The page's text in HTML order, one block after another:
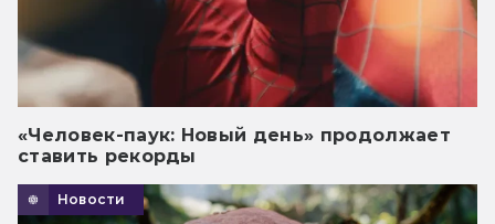
«Человек-паук: Новый день» продолжает
ставить рекорды
Новости